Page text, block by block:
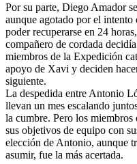
Por su parte, Diego Amador
aunque agotado por el intento
poder recuperarse en 24
compañero de cordada
miembros de la Expedición
apoyo de Xavi y deciden
siguiente.
La despedida entre Antonio
llevan un mes escalando
la cumbre. Pero los
sus objetivos de equipo con
elección de Antonio, aunque
asumir, fue la más acertada.